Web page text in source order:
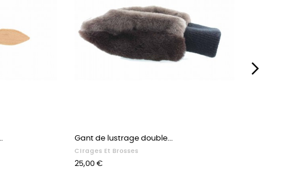
Gant de lustrage double...
Cirages Et Brosses
Prix
25,00 €